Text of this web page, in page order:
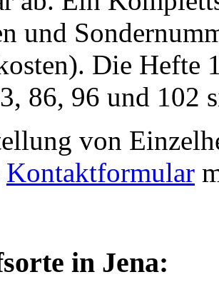
und
Die Hefte
86, 96 und 102
von
Kontaktformular
in Jena: